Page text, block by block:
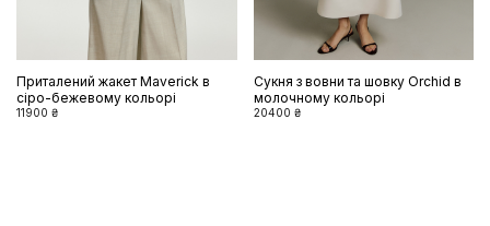
Приталений жакет Maverick в
сіро-бежевому кольорі
11900 ₴
Сукня з вовни та шовку Orchid в
молочному кольорі
20400 ₴